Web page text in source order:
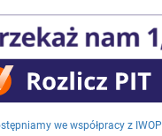
we współpracy z IWOP